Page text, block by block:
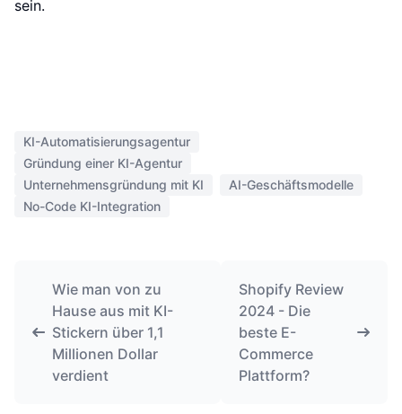
sein.
KI-Automatisierungsagentur
Gründung einer KI-Agentur
Unternehmensgründung mit KI
AI-Geschäftsmodelle
No-Code KI-Integration
Wie man von zu
Hause aus mit KI-
Stickern über 1,1
Millionen Dollar
verdient
Shopify Review
2024 - Die
beste E-
Commerce
Plattform?